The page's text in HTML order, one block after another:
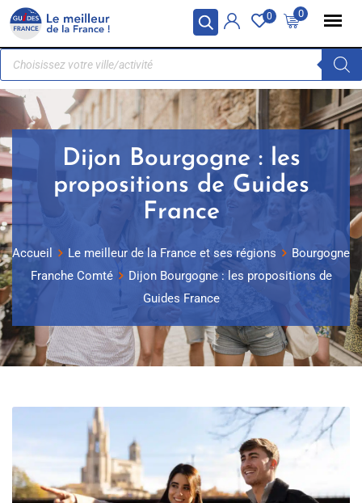
Panneau de gestion des cookies 0
0
Dijon Bourgogne : les
propositions de Guides
France
Accueil Le meilleur de la France et ses régions
Bourgogne
Franche Comté
Dijon Bourgogne : les propositions de
Guides France